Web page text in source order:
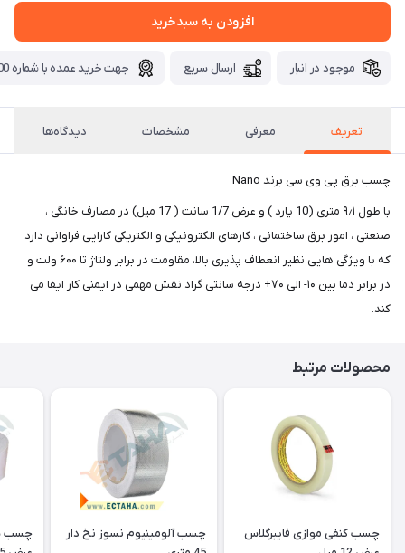
افزودن به سبدخرید
موجود در انبار ارسال سریع جهت خرید عمده با شماره 09371115700 تماس بگیرید.
تعریف معرفی مشخصات دیدگاه‌ها
چسب برق پی وی سی برند Nano
با طول ۹٫۱ متری (10 یارد ) و عرض 1/7 سانت ( 17 میل) در مصارف خانگی ،
صنعتی ، امور برق ساختمانی ، کارهای الکترونیکی و الکتریکی کارایی فراوانی دارد
که با ویژگی هایی نظیر انعطاف‌ پذیری بالا، مقاومت در برابر ولتاژ تا ۶۰۰ ولت و
در برابر دما بین ۱۰- الی ۷۰+ درجه سانتی گراد نقش مهمی در ایمنی کار ایفا می
کند.
محصولات مرتبط
چسب کنفی موازی فایبرگلاس
چسب آلومینیوم نسوز نخ دار
چسب